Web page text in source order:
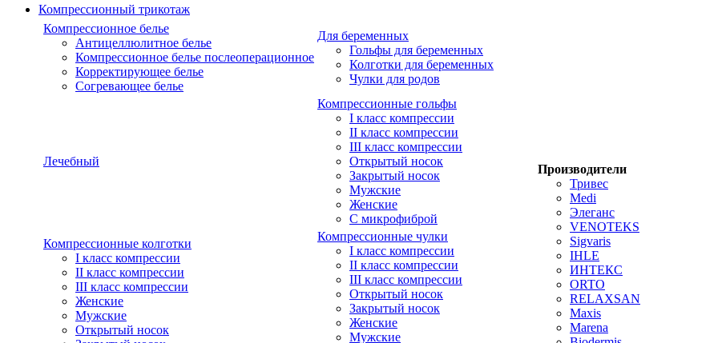
Компрессионный трикотаж
Компрессионное белье
Антицеллюлитное белье
Компрессионное белье послеоперационное
Корректирующее белье
Согревающее белье
Для беременных
Гольфы для беременных
Колготки для беременных
Чулки для родов
Лечебный
Компрессионные гольфы
I класс компрессии
II класс компрессии
III класс компрессии
Открытый носок
Закрытый носок
Мужские
Женские
С микрофиброй
Компрессионные колготки
I класс компрессии
II класс компрессии
III класс компрессии
Женские
Мужские
Открытый носок
Компрессионные чулки
I класс компрессии
II класс компрессии
III класс компрессии
Открытый носок
Закрытый носок
Женские
Мужские
Производители
Тривес
Medi
Элеганс
VENOTEKS
Sigvaris
IHLE
ИНТЕКС
ORTO
RELAXSAN
Maxis
Marena